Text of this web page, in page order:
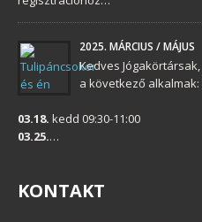
2025. MÁRCIUS / MÁJUS
Kedves Jógakörtársak,
a következő alkalmak:
03.18. kedd 09:30-11:00
03.25.…
KONTAKT